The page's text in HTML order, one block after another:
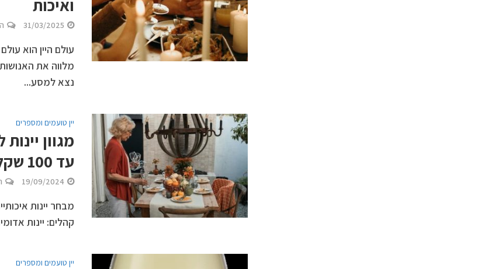
ואיכות
31/03/2025
עולם היין הוא
מלווה את
נצא למסע...
יין טועמים ומספרים
עד 100 שקל לשולחן החג
19/09/2024
מבחר יינות
קהלים: יינות
יין טועמים ומספרים